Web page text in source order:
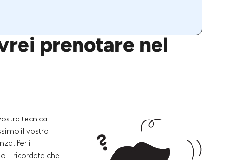
prenotare nel
tecnica
il vostro
Per i
- ricordate che